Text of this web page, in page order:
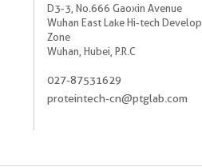
D3-3, No.666 Gaoxin Avenue
Wuhan East Lake Hi-tech
Zone
Wuhan, Hubei, P.R.C
027-87531629
proteintech-cn@ptglab.com